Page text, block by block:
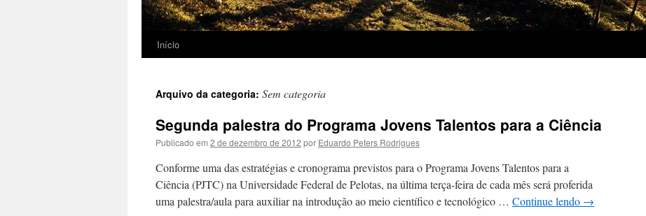
Início
Arquivo da categoria: Sem categoria
Segunda palestra do Programa Jovens Talentos para a Ciência
Publicado em 2 de dezembro de 2012 por Eduardo Peters Rodrigues
Conforme uma das estratégias e cronograma previstos para o Programa Jovens Talentos para a
Ciência (PJTC) na Universidade Federal de Pelotas, na última terça-feira de cada mês será proferida
uma palestra/aula para auxiliar na introdução ao meio científico e tecnológico … Continue lendo →